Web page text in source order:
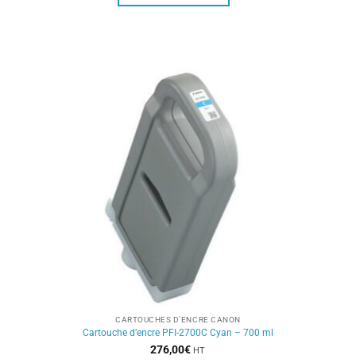
CARTOUCHES D'ENCRE CANON
Cartouche d’encre PFI-2700C Cyan – 700 ml
276,00€ HT